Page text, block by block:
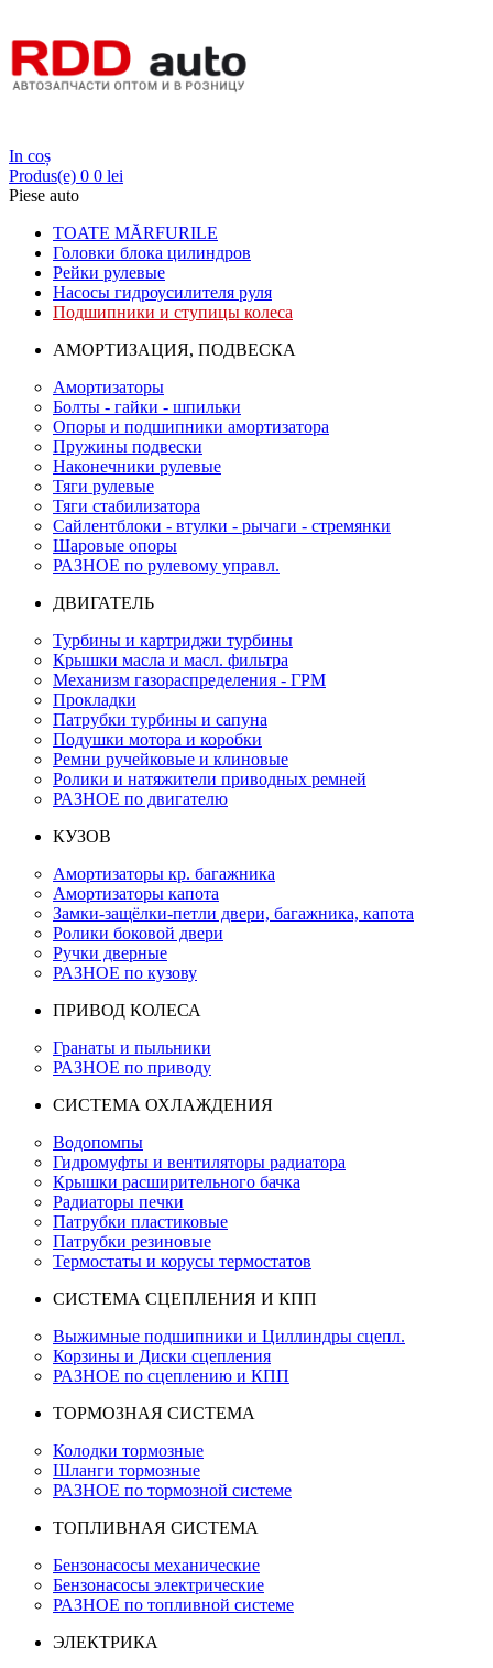
In coș
Produs(e) 0 0 lei
Piese auto
TOATE MĂRFURILE
Головки блока цилиндров
Рейки рулевые
Насосы гидроусилителя руля
Подшипники и ступицы колеса
АМОРТИЗАЦИЯ, ПОДВЕСКА
Амортизаторы
Болты - гайки - шпильки
Опоры и подшипники амортизатора
Пружины подвески
Наконечники рулевые
Тяги рулевые
Тяги стабилизатора
Сайлентблоки - втулки - рычаги - стремянки
Шаровые опоры
РАЗНОЕ по рулевому управл.
ДВИГАТЕЛЬ
Турбины и картриджи турбины
Крышки масла и масл. фильтра
Механизм газораспределения - ГРМ
Прокладки
Патрубки турбины и сапуна
Подушки мотора и коробки
Ремни ручейковые и клиновые
Ролики и натяжители приводных ремней
РАЗНОЕ по двигателю
КУЗОВ
Амортизаторы кр. багажника
Амортизаторы капота
Замки-защёлки-петли двери, багажника, капота
Ролики боковой двери
Ручки дверные
РАЗНОЕ по кузову
ПРИВОД КОЛЕСА
Гранаты и пыльники
РАЗНОЕ по приводу
СИСТЕМА ОХЛАЖДЕНИЯ
Водопомпы
Гидромуфты и вентиляторы радиатора
Крышки расширительного бачка
Радиаторы печки
Патрубки пластиковые
Патрубки резиновые
Термостаты и корусы термостатов
СИСТЕМА СЦЕПЛЕНИЯ И КПП
Выжимные подшипники и Циллиндры сцепл.
Корзины и Диски сцепления
РАЗНОЕ по сцеплению и КПП
ТОРМОЗНАЯ СИСТЕМА
Колодки тормозные
Шланги тормозные
РАЗНОЕ по тормозной системе
ТОПЛИВНАЯ СИСТЕМА
Бензонасосы механические
Бензонасосы электрические
РАЗНОЕ по топливной системе
ЭЛЕКТРИКА